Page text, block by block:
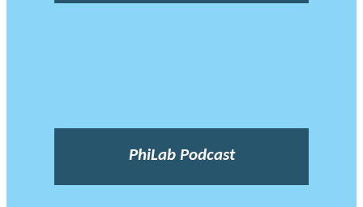
PhiLab Podcast